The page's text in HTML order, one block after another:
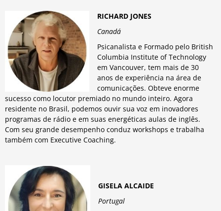
RICHARD JONES
Canadá
Psicanalista e Formado pelo British
Columbia Institute of Technology
em Vancouver, tem mais de 30
anos de experiência na área de
comunicações. Obteve enorme
sucesso como locutor premiado no mundo inteiro. Agora
residente no Brasil, podemos ouvir sua voz em inovadores
programas de rádio e em suas energéticas aulas de inglês.
Com seu grande desempenho conduz workshops e trabalha
também com Executive Coaching.
GISELA ALCAIDE
Portugal